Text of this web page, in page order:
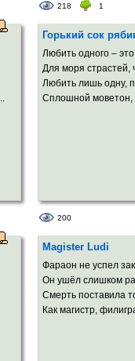
218 1
Горький сок
Любить одного – это
Для моря
Любить лишь одну,
Сплошной моветон,
200
Magister Ludi
Фараон не успел
Он ушёл слишком
Смерть поставила
Как магистр,